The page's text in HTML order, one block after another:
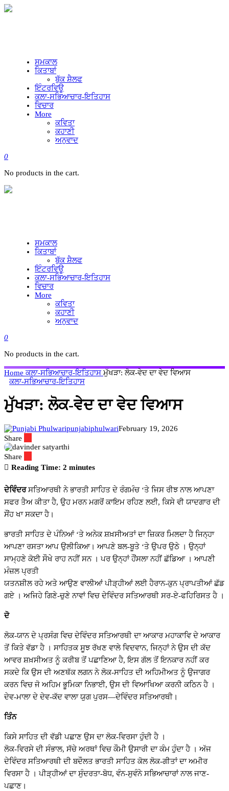
ਸਮਕਾਲ
ਕਿਤਾਬਾਂ
ਬੁੱਕ ਸ਼ੈਲਫ
ਇੰਟਰਵਿਊ
ਕਲਾ-ਸਭਿਆਚਾਰ-ਇਤਿਹਾਸ
ਵਿਚਾਰ
More
ਕਵਿਤਾ
ਕਹਾਣੀ
ਅਨੁਵਾਦ
0
No products in the cart.
ਸਮਕਾਲ
ਕਿਤਾਬਾਂ
ਬੁੱਕ ਸ਼ੈਲਫ
ਇੰਟਰਵਿਊ
ਕਲਾ-ਸਭਿਆਚਾਰ-ਇਤਿਹਾਸ
ਵਿਚਾਰ
More
ਕਵਿਤਾ
ਕਹਾਣੀ
ਅਨੁਵਾਦ
0
No products in the cart.
Home ਕਲਾ-ਸਭਿਆਚਾਰ-ਇਤਿਹਾਸਮੁੱਖੜਾ: ਲੋਕ-ਵੇਦ ਦਾ ਵੇਦ ਵਿਆਸ
ਕਲਾ-ਸਭਿਆਚਾਰ-ਇਤਿਹਾਸ
ਮੁੱਖੜਾ: ਲੋਕ-ਵੇਦ ਦਾ ਵੇਦ ਵਿਆਸ
punjabiphulwariFebruary 19, 2026
Share
Share
Reading Time: 2 minutes
ਦੇਵਿੰਦਰਸਤਿਆਰਥੀ ਨੇ ਭਾਰਤੀ ਸਾਹਿਤ ਦੇ ਰੰਗਮੰਚ ‘ਤੇ ਜਿਸ ਰੀਝ ਨਾਲ ਆਪਣਾ
ਸਫਰ ਤੈਅ ਕੀਤਾ ਹੈ, ਉਹ ਮਰਨ ਮਗਰੋਂ ਕਾਇਮ ਰਹਿਣ ਲਈ, ਕਿਸੇ ਵੀ ਯਾਦਗਾਰ ਦੀ
ਸੌਂਹ ਖਾ ਸਕਦਾ ਹੈ।
ਭਾਰਤੀ ਸਾਹਿਤ ਦੇ ਪੰਨਿਆਂ ‘ਤੇ ਅਨੇਕ ਸ਼ਖ਼ਸੀਅਤਾਂ ਦਾ ਜ਼ਿਕਰ ਮਿਲਦਾ ਹੈ ਜਿਨ੍ਹਾ
ਆਪਣਾ ਰਸਤਾ ਆਪ ਉਲੀਕਿਆ। ਆਪਣੇ ਬਲ-ਬੂਤੇ ‘ਤੇ ਉਪਰ ਉਠੇ । ਉਨ੍ਹਾਂ
ਸਾਮ੍ਹਣੇ ਕੋਈ ਸੌਖੇ ਰਾਹ ਨਹੀਂ ਸਨ । ਪਰ ਉਨ੍ਹਾਂ ਹੌਂਸਲਾ ਨਹੀਂ ਛੱਡਿਆ । ਆਪਣੀ
ਮੰਜ਼ਲ ਪ੍ਰਤੀ
ਯਤਨਸ਼ੀਲ ਰਹੇ ਅਤੇ ਆਉਣ ਵਾਲੀਆਂ ਪੀੜ੍ਹੀਆਂ ਲਈ ਹੈਰਾਨ-ਕੁਨ ਪ੍ਰਾਪਤੀਆਂ ਛੱਡ
ਗਏ । ਅਜਿਹੇ ਗਿਣੇ-ਚੁਣੇ ਨਾਵਾਂ ਵਿਚ ਦੇਵਿੰਦਰ ਸਤਿਆਰਥੀ ਸਰ-ਏ-ਫਹਿਰਿਸਤ ਹੈ ।
ਦੋ
ਲੋਕ-ਯਾਨ ਦੇ ਪ੍ਰਸੰਗ ਵਿਚ ਦੇਵਿੰਦਰ ਸਤਿਆਰਥੀ ਦਾ ਆਕਾਰ ਮਹਾਕਾਵਿ ਦੇ ਆਕਾਰ
ਤੋਂ ਕਿਤੇ ਵੱਡਾ ਹੈ । ਸਾਹਿਤਕ ਸੂਝ ਰੱਖਣ ਵਾਲੇ ਵਿਦਵਾਨ, ਜਿਨ੍ਹਾਂ ਨੇ ਉਸ ਦੀ ਕੱਦ
ਆਵਰ ਸ਼ਖ਼ਸੀਅਤ ਨੂੰ ਕਰੀਬ ਤੋਂ ਪਛਾਣਿਆ ਹੈ, ਇਸ ਗੱਲ ਤੋਂ ਇਨਕਾਰ ਨਹੀਂ ਕਰ
ਸਕਦੇ ਕਿ ਉਸ ਦੀ ਅਣਥੱਕ ਲਗਨ ਨੇ ਲੋਕ-ਸਾਹਿਤ ਦੀ ਅਹਿਮੀਅਤ ਨੂੰ ਉਜਾਗਰ
ਕਰਨ ਵਿਚ ਜੋ ਅਹਿਮ ਭੂਮਿਕਾ ਨਿਭਾਈ, ਉਸ ਦੀ ਵਿਆਖਿਆ ਕਰਨੀ ਕਠਿਨ ਹੈ ।
ਦੇਵ-ਮਾਲਾ ਦੇ ਦੇਵ-ਕੱਦ ਵਾਲਾ ਯੁਗ ਪੁਰਸ—ਦੇਵਿੰਦਰ ਸਤਿਆਰਥੀ।
ਤਿੰਨ
ਕਿਸੇ ਸਾਹਿਤ ਦੀ ਵੱਡੀ ਪਛਾਣ ਉਸ ਦਾ ਲੋਕ-ਵਿਰਸਾ ਹੁੰਦੀ ਹੈ ।
ਲੋਕ-ਵਿਰਸੇ ਦੀ ਸੰਭਾਲ, ਸੱਚੇ ਅਰਥਾਂ ਵਿਚ ਕੌਮੀ ਉਸਾਰੀ ਦਾ ਕੰਮ ਹੁੰਦਾ ਹੈ । ਅੱਜ
ਦੇਵਿੰਦਰ ਸਤਿਆਰਥੀ ਦੀ ਬਦੌਲਤ ਭਾਰਤੀ ਸਾਹਿਤ ਕੋਲ ਲੋਕ-ਗੀਤਾਂ ਦਾ ਅਮੀਰ
ਵਿਰਸਾ ਹੈ । ਪੀੜ੍ਹੀਆਂ ਦਾ ਸੁੰਦਰਤਾ-ਬੋਧ, ਵੰਨ-ਸੁਵੰਨੇ ਸਭਿਆਚਾਰਾਂ ਨਾਲ ਜਾਣ-
ਪਛਾਣ।